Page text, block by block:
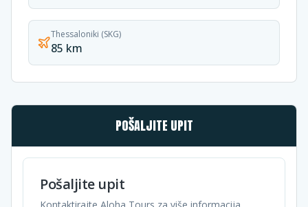
Thessaloniki (SKG)
85 km
POŠALJITE UPIT
Pošaljite upit